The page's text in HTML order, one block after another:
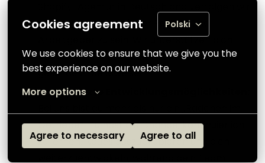
Cookies agreement Polski
We use cookies to ensure that we give you the
best experience on our website.
More options
Agree to necessary Agree to all
das Ziel, ein verlässlicher Partner und
Arbeitgeber zu sein. Wir unterstützen dich
dabei, effizient zu arbeiten und fördern eine
gesunde Arbeitsweise
Unbegrenzte Entwicklungsmöglichkeiten:
Getriebe“. Du hast die Chance, kontinuierlich
zu lernen, Neues auszuprobieren und dich